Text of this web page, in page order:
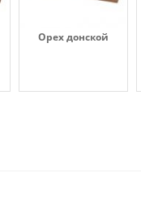
Орех донской